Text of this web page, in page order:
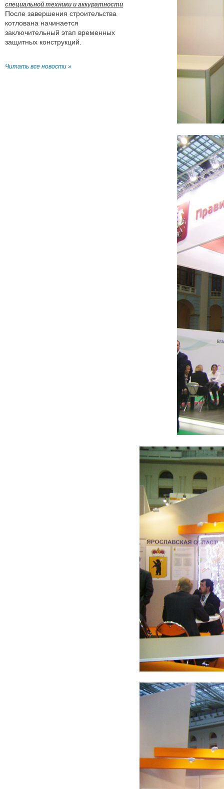
специальной техники и аккуратности
После завершения строительства
котлована начинается
заключительный этап временных
защитных конструкций.
Читать все новости »